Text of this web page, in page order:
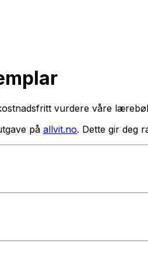
vurdere våre
på allvit.no. Dette gir deg